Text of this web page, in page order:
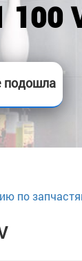
100
подошла
по